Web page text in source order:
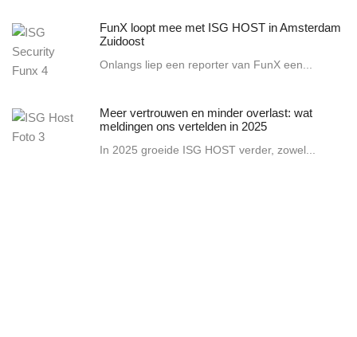
FunX loopt mee met ISG HOST in Amsterdam
Zuidoost
Onlangs liep een reporter van FunX een...
Meer vertrouwen en minder overlast: wat
meldingen ons vertelden in 2025
In 2025 groeide ISG HOST verder, zowel...